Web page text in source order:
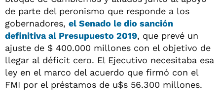
de parte del peronismo que responde a los
gobernadores, el Senado le dio sanción
definitiva al Presupuesto 2019, que prevé un
ajuste de $ 400.000 millones con el objetivo de
llegar al déficit cero. El Ejecutivo necesitaba esa
ley en el marco del acuerdo que firmó con el
FMI por el préstamos de u$s 56.300 millones.